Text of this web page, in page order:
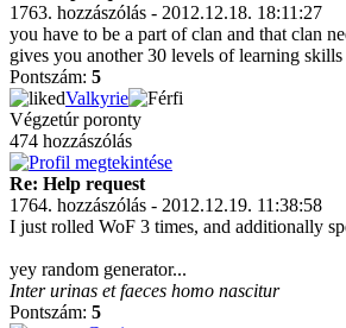
1763. hozzászólás - 2012.12.18. 18:11:27
you have to be a part of clan and that clan
gives you another 30 levels of learning skills
Pontszám: 5
Valkyrie
Végzetúr poronty
474 hozzászólás
Re: Help request
1764. hozzászólás - 2012.12.19. 11:38:58
I just rolled WoF 3 times, and additionally
yey random generator...
Inter urinas et faeces homo nascitur
Pontszám: 5